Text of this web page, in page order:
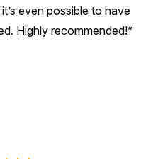
even possible to have
Highly recommended!